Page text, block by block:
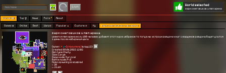
Play Login
Worlds 🗺 Top 🏆 News Polls About
Games 👾 Online Best Warps Popular 🔥 Explore 🧭 My фарм снеговиков и пвп арена
фарм снеговиков и пвп арена
имеется пвп арена если 100 человек добавят этот мир в избраное то тогда мы устроим раздачу книг с варденов раздача будет длится
1 день после набирания цели
Owner: [строитель]влад123
Created: 09.06.2022 12:02
Gen type: Empty
Size: Large
Game mode: Survival
Battle mode: PvE
Mobs spawning is enabled
⭐ 30
👀 21.6K
World selected
фарм снеговиков и пвп арена